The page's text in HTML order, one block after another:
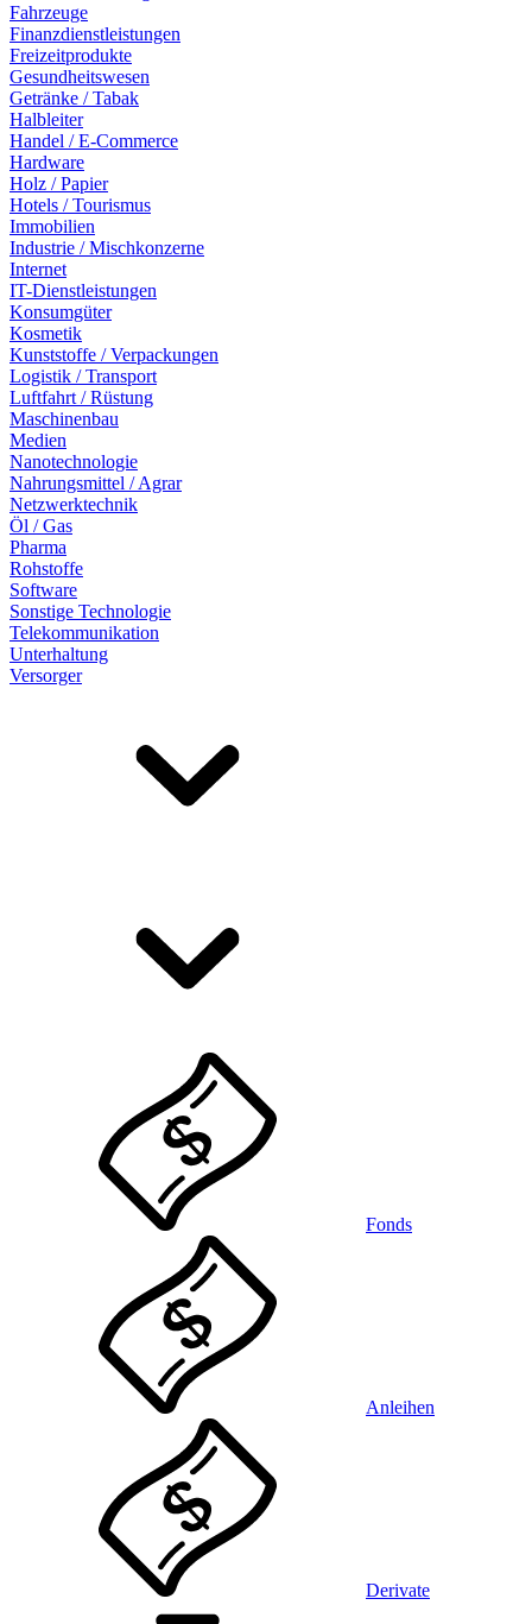
Fahrzeuge
Finanzdienstleistungen
Freizeitprodukte
Gesundheitswesen
Getränke / Tabak
Halbleiter
Handel / E-Commerce
Hardware
Holz / Papier
Hotels / Tourismus
Immobilien
Industrie / Mischkonzerne
Internet
IT-Dienstleistungen
Konsumgüter
Kosmetik
Kunststoffe / Verpackungen
Logistik / Transport
Luftfahrt / Rüstung
Maschinenbau
Medien
Nanotechnologie
Nahrungsmittel / Agrar
Netzwerktechnik
Öl / Gas
Pharma
Rohstoffe
Software
Sonstige Technologie
Telekommunikation
Unterhaltung
Versorger
Fonds
Anleihen
Derivate